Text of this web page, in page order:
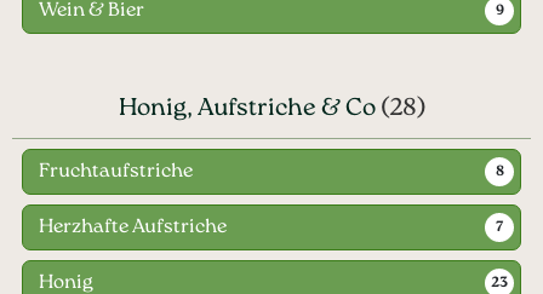
Wein & Bier 9
Honig, Aufstriche & Co (28)
Fruchtaufstriche 8
Herzhafte Aufstriche 7
Honig 23